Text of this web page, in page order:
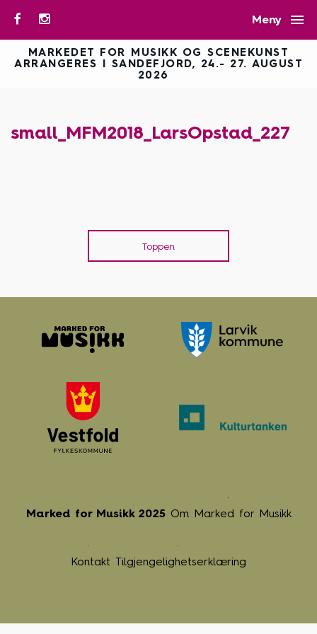
Meny 
MARKEDET FOR MUSIKK OG SCENEKUNST
ARRANGERES I SANDEFJORD, 24.- 27. AUGUST
2026
small_MFM2018_LarsOpstad_227
Toppen
Marked for Musikk 2025 Om Marked for Musikk
Kontakt Tilgjengelighetserklæring